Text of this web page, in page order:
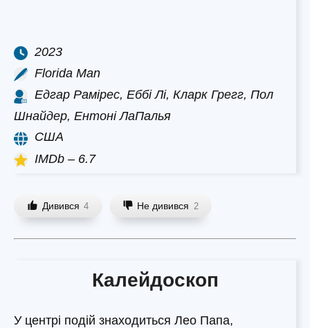
2023
Florida Man
Едгар Рамірес, Еббі Лі, Кларк Грегг, Пол
Шнайдер, Ентоні ЛаПалья
США
IMDb – 6.7
Дивився 4 Не дивився 2
Калейдоскоп
У центрі подій знаходиться Лео Папа,